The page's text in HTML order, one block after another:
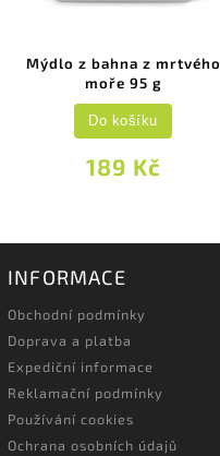
Mýdlo z bahna z mrtvého
moře 95 g
189 Kč
Do košíku
INFORMACE
Obchodní podmínky
Doprava a platba
Expediční informace
Reklamační podmínky
Používání cookies
Ochrana osobních údajů